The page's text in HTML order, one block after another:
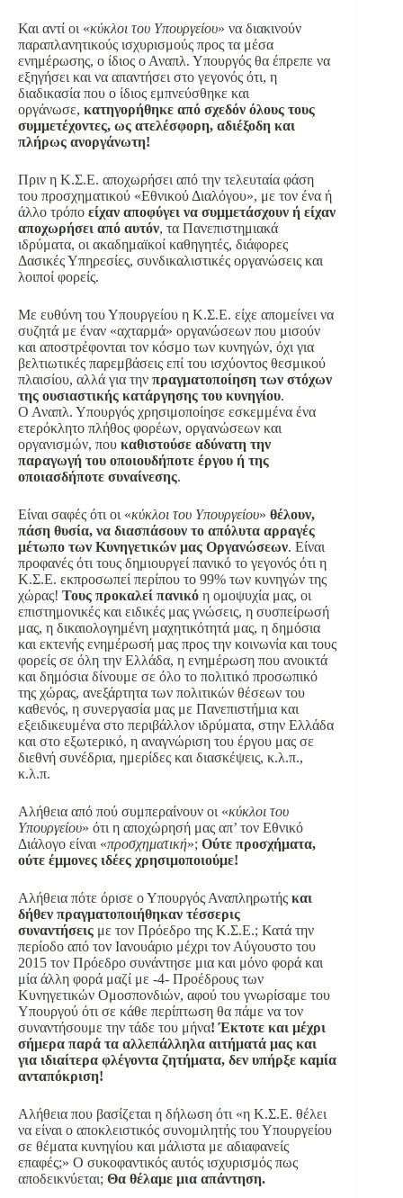
Και αντί οι «κύκλοι του Υπουργείου» να διακινούν
παραπλανητικούς ισχυρισμούς προς τα μέσα
ενημέρωσης, ο ίδιος ο Αναπλ. Υπουργός θα έπρεπε να
εξηγήσει και να απαντήσει στο γεγονός ότι, η
διαδικασία που ο ίδιος εμπνεύσθηκε και
οργάνωσε, κατηγορήθηκε από σχεδόν όλους τους
συμμετέχοντες, ως ατελέσφορη, αδιέξοδη και
πλήρως ανοργάνωτη!
Πριν η Κ.Σ.Ε. αποχωρήσει από την τελευταία φάση
του προσχηματικού «Εθνικού Διαλόγου», με τον ένα ή
άλλο τρόπο είχαν αποφύγει να συμμετάσχουν ή είχαν
αποχωρήσει από αυτόν, τα Πανεπιστημιακά
ιδρύματα, οι ακαδημαϊκοί καθηγητές, διάφορες
Δασικές Υπηρεσίες, συνδικαλιστικές οργανώσεις και
λοιποί φορείς.
Με ευθύνη του Υπουργείου η Κ.Σ.Ε. είχε απομείνει να
συζητά με έναν «αχταρμά» οργανώσεων που μισούν
και αποστρέφονται τον κόσμο των κυνηγών, όχι για
βελτιωτικές παρεμβάσεις επί του ισχύοντος θεσμικού
πλαισίου, αλλά για την πραγματοποίηση των στόχων
της ουσιαστικής κατάργησης του κυνηγίου.
Ο Αναπλ. Υπουργός χρησιμοποίησε εσκεμμένα ένα
ετερόκλητο πλήθος φορέων, οργανώσεων και
οργανισμών, που καθιστούσε αδύνατη την
παραγωγή του οποιουδήποτε έργου ή της
οποιασδήποτε συναίνεσης.
Είναι σαφές ότι οι «κύκλοι του Υπουργείου» θέλουν,
πάση θυσία, να διασπάσουν το απόλυτα αρραγές
μέτωπο των Κυνηγετικών μας Οργανώσεων. Είναι
προφανές ότι τους δημιουργεί πανικό το γεγονός ότι η
Κ.Σ.Ε. εκπροσωπεί περίπου το 99% των κυνηγών της
χώρας! Τους προκαλεί πανικό η ομοψυχία μας, οι
επιστημονικές και ειδικές μας γνώσεις, η συσπείρωσή
μας, η δικαιολογημένη μαχητικότητά μας, η δημόσια
και εκτενής ενημέρωσή μας προς την κοινωνία και τους
φορείς σε όλη την Ελλάδα, η ενημέρωση που ανοικτά
και δημόσια δίνουμε σε όλο το πολιτικό προσωπικό
της χώρας, ανεξάρτητα των πολιτικών θέσεων του
καθενός, η συνεργασία μας με Πανεπιστήμια και
εξειδικευμένα στο περιβάλλον ιδρύματα, στην Ελλάδα
και στο εξωτερικό, η αναγνώριση του έργου μας σε
διεθνή συνέδρια, ημερίδες και διασκέψεις, κ.λ.π.,
κ.λ.π.
Αλήθεια από πού συμπεραίνουν οι «κύκλοι του
Υπουργείου» ότι η αποχώρησή μας απ’ τον Εθνικό
Διάλογο είναι «προσχηματική»; Ούτε προσχήματα,
ούτε έμμονες ιδέες χρησιμοποιούμε!
Αλήθεια πότε όρισε ο Υπουργός Αναπληρωτής και
δήθεν πραγματοποιήθηκαν τέσσερις
συναντήσεις με τον Πρόεδρο της Κ.Σ.Ε.; Κατά την
περίοδο από τον Ιανουάριο μέχρι τον Αύγουστο του
2015 τον Πρόεδρο συνάντησε μια και μόνο φορά και
μία άλλη φορά μαζί με -4- Προέδρους των
Κυνηγετικών Ομοσπονδιών, αφού του γνωρίσαμε του
Υπουργού ότι σε κάθε περίπτωση θα πάμε να τον
συναντήσουμε την τάδε του μήνα! Έκτοτε και μέχρι
σήμερα παρά τα αλλεπάλληλα αιτήματά μας και
για ιδιαίτερα φλέγοντα ζητήματα, δεν υπήρξε καμία
ανταπόκριση!
Αλήθεια που βασίζεται η δήλωση ότι «η Κ.Σ.Ε. θέλει
να είναι ο αποκλειστικός συνομιλητής του Υπουργείου
σε θέματα κυνηγίου και μάλιστα με αδιαφανείς
επαφές;» Ο συκοφαντικός αυτός ισχυρισμός πως
αποδεικνύεται; Θα θέλαμε μια απάντηση.